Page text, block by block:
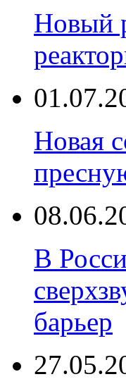
Новый
Новая
В
барьер